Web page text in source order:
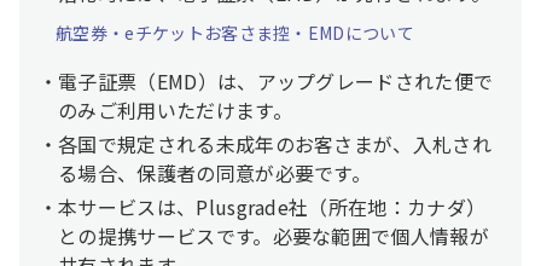
航空券・eチケットお客さま控・EMDについて
電子証票（EMD）は、アップグレードされた便で
のみご利用いただけます。
各国で規定される未成年のお客さまが、入札され
る場合、保護者の同意が必要です。
本サービスは、Plusgrade社（所在地：カナダ）
との提携サービスです。必要な範囲で個人情報が